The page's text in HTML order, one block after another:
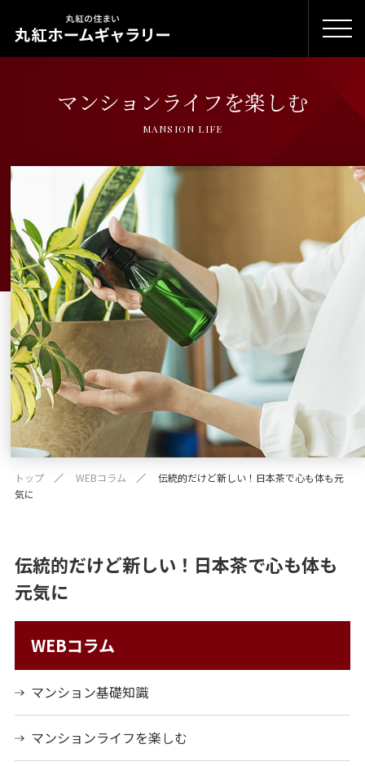
マンションライフを楽しむ
MANSION LIFE
トップ WEBコラム
伝統的だけど新しい！日本茶で心も体も元
気に
伝統的だけど新しい！日本茶で心も体も
元気に
WEBコラム
マンション基礎知識
マンションライフを楽しむ